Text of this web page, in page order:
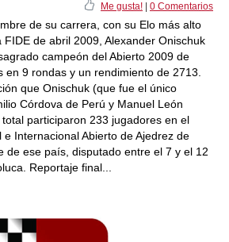
Me gusta! 0 Comentarios
de su carrera, con su Elo más alto
de abril 2009, Alexander Onischuk
campeón del Abierto 2009 de
en 9 rondas y un rendimiento de 2713.
que Onischuk (que fue el único
Córdova de Perú y Manuel León
participaron 233 jugadores en el
Internacional Abierto de Ajedrez de
de ese país, disputado entre el 7 y el 12
Reportaje final...